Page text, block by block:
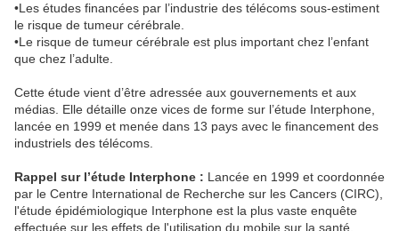
•Les études financées par l’industrie des télécoms sous-estiment
le risque de tumeur cérébrale.
•Le risque de tumeur cérébrale est plus important chez l’enfant
que chez l’adulte.
Cette étude vient d’être adressée aux gouvernements et aux
médias. Elle détaille onze vices de forme sur l’étude Interphone,
lancée en 1999 et menée dans 13 pays avec le financement des
industriels des télécoms.
Rappel sur l’étude Interphone : Lancée en 1999 et coordonnée
par le Centre International de Recherche sur les Cancers (CIRC),
l'étude épidémiologique Interphone est la plus vaste enquête
effectuée sur les effets de l'utilisation du mobile sur la santé.